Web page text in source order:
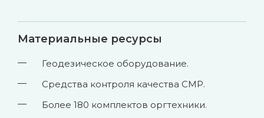
Материальные ресурсы
Геодезическое оборудование.
Средства контроля качества СМР.
Более 180 комплектов оргтехники.